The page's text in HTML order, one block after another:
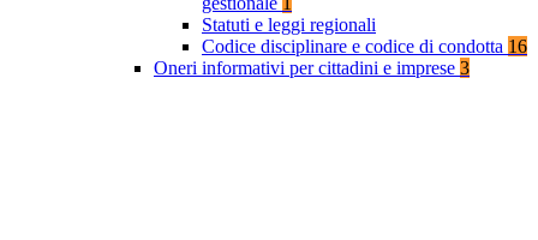
Statuti e leggi regionali
Codice disciplinare e codice di condotta 16
Oneri informativi per cittadini e imprese 3